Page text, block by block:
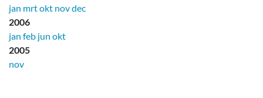
jan mrtokt novdec
2006
jan feb jun okt
2005
nov